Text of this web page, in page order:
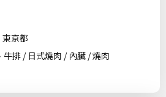
京都
排 / 日式燒肉 / 內臟 / 燒肉